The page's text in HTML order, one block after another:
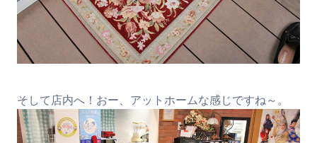
そして店内へ！おー、アットホームな感じですね～。